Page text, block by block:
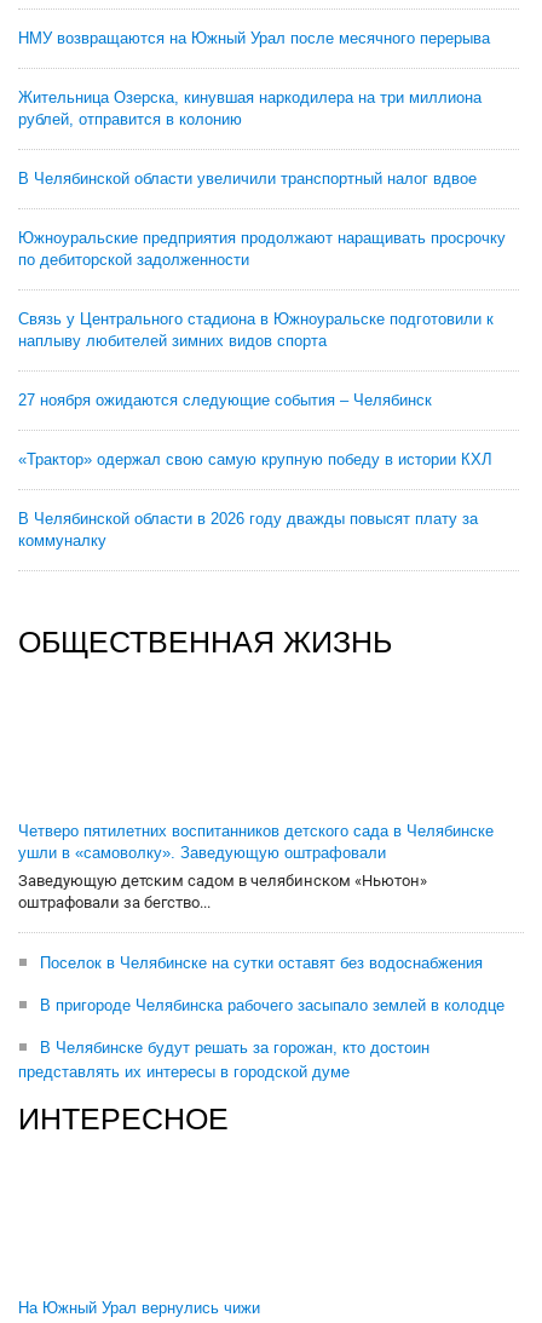
НМУ возвращаются на Южный Урал после месячного перерыва
Жительница Озерска, кинувшая наркодилера на три миллиона
рублей, отправится в колонию
В Челябинской области увеличили транспортный налог вдвое
Южноуральские предприятия продолжают наращивать просрочку
по дебиторской задолженности
Связь у Центрального стадиона в Южноуральске подготовили к
наплыву любителей зимних видов спорта
27 ноября ожидаются следующие события – Челябинск
«Трактор» одержал свою самую крупную победу в истории КХЛ
В Челябинской области в 2026 году дважды повысят плату за
коммуналку
ОБЩЕСТВЕННАЯ ЖИЗНЬ
Четверо пятилетних воспитанников детского сада в Челябинске
ушли в «самоволку». Заведующую оштрафовали
Заведующую детским садом в челябинском «Ньютон»
оштрафовали за бегство...
Поселок в Челябинске на сутки оставят без водоснабжения
В пригороде Челябинска рабочего засыпало землей в колодце
В Челябинске будут решать за горожан, кто достоин
представлять их интересы в городской думе
ИНТЕРЕСНОЕ
На Южный Урал вернулись чижи